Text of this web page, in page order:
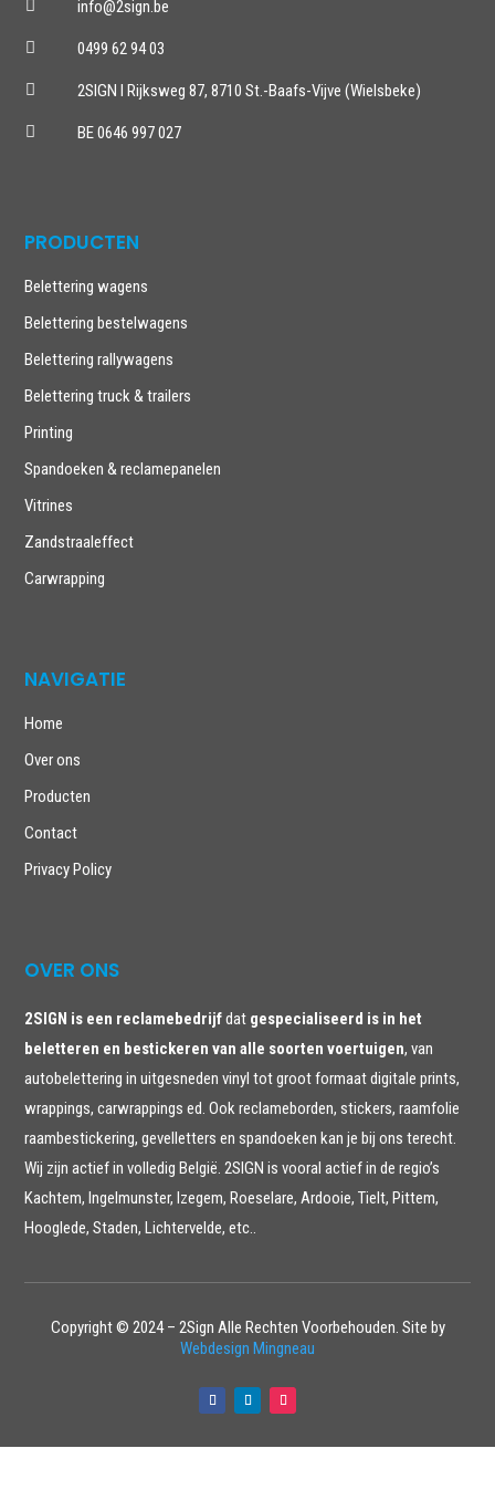
 info@2sign.be
 0499 62 94 03
 2SIGN I Rijksweg 87, 8710 St.-Baafs-Vijve (Wielsbeke)
 BE 0646 997 027
PRODUCTEN
Belettering wagens
Belettering bestelwagens
Belettering rallywagens
Belettering truck & trailers
Printing
Spandoeken & reclamepanelen
Vitrines
Zandstraaleffect
Carwrapping
NAVIGATIE
Home
Over ons
Producten
Contact
Privacy Policy
OVER ONS
2SIGN is een reclamebedrijfdat gespecialiseerd is in het
beletteren en bestickeren van alle soorten voertuigen, van
autobelettering in uitgesneden vinyl tot groot formaat digitale prints,
wrappings, carwrappings ed. Ook reclameborden, stickers, raamfolie
raambestickering, gevelletters en spandoeken kan je bij ons terecht.
Wij zijn actief in volledig België. 2SIGN is vooral actief in de regio’s
Kachtem, Ingelmunster, Izegem, Roeselare, Ardooie, Tielt, Pittem,
Hooglede, Staden, Lichtervelde, etc..
Copyright © 2024 – 2Sign Alle Rechten Voorbehouden. Site by
Webdesign Mingneau